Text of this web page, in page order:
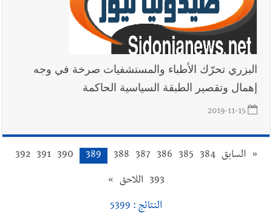
البزري تحرّك الأطباء والمستشفيات صرخة في وجه
إهمال وتقصير الطبقة السياسية الحاكمة
2019-11-15
« السابق 384
385
386
387
388
389
390
391
392
393 اللاحق »
النتائج : 5399